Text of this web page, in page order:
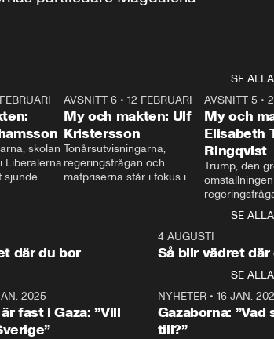
SE ALLA
24:30
skolan
Liberalerna
sjunde
27:30
AVSNITT 6 •12 FEBRUARI
My och makten: Ulf
Kristersson
Tonårsutvisningarna,
regeringsfrågan och
matpriserna står i fokus i
Rohwedder ställer
statsminister Ulf Kristersson
AVSNITT 5 •
My och
Elisabeth
Ringqvist
Trump, den
centrum i
avsnittet av
Makten”. Se
Aftonbladets
Rohwedder
Thand Ring
SE ALLA
där du bor
4 AUGUSTI
Så blir vädret där
SE ALLA
2025
fast i Gaza: ”Vill
NYHETER• 16 JAN.
Gazaborna:
till?”